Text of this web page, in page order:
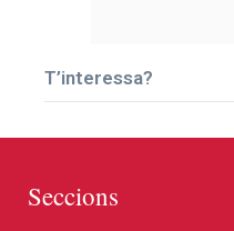
T’interessa?
Seccions